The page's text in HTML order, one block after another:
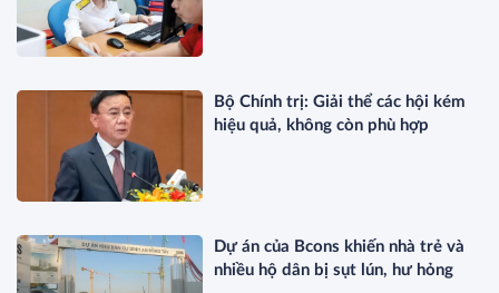
Bộ Chính trị: Giải thể các hội kém
hiệu quả, không còn phù hợp
Dự án của Bcons khiến nhà trẻ và
nhiều hộ dân bị sụt lún, hư hỏng